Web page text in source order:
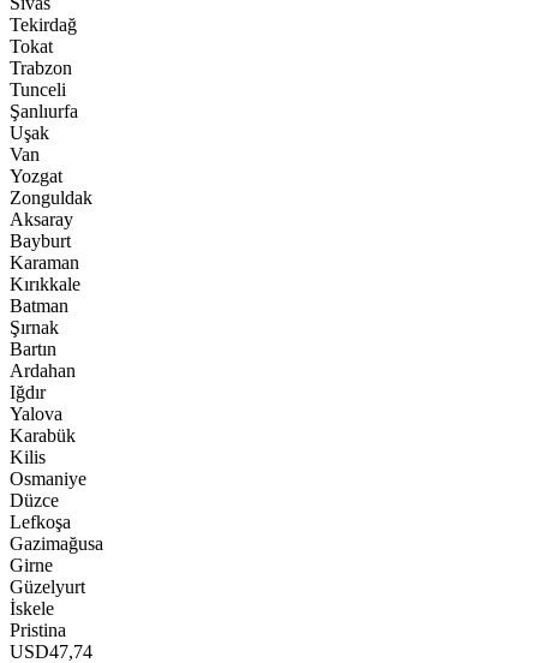
Tekirdağ
Tokat
Trabzon
Tunceli
Şanlıurfa
Uşak
Van
Yozgat
Zonguldak
Aksaray
Bayburt
Karaman
Kırıkkale
Batman
Şırnak
Bartın
Ardahan
Iğdır
Yalova
Karabük
Kilis
Osmaniye
Düzce
Lefkoşa
Gazimağusa
Girne
Güzelyurt
İskele
Pristina
USD47,74